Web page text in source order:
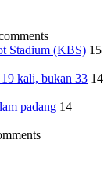
Stadium (KBS) 15
kali, bukan 33 14
padang 14